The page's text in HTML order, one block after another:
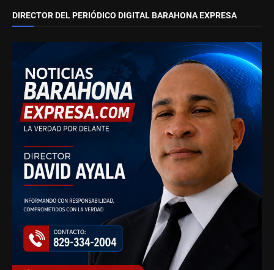
DIRECTOR DEL PERIÓDICO DIGITAL BARAHONA EXPRESA